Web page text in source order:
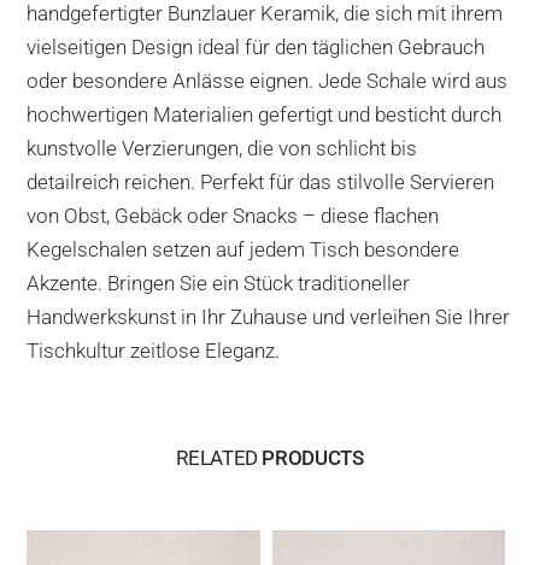
handgefertigter Bunzlauer Keramik, die sich mit ihrem
vielseitigen Design ideal für den täglichen Gebrauch
oder besondere Anlässe eignen. Jede Schale wird aus
hochwertigen Materialien gefertigt und besticht durch
kunstvolle Verzierungen, die von schlicht bis
detailreich reichen. Perfekt für das stilvolle Servieren
von Obst, Gebäck oder Snacks – diese flachen
Kegelschalen setzen auf jedem Tisch besondere
Akzente. Bringen Sie ein Stück traditioneller
Handwerkskunst in Ihr Zuhause und verleihen Sie Ihrer
Tischkultur zeitlose Eleganz.
RELATEDPRODUCTS